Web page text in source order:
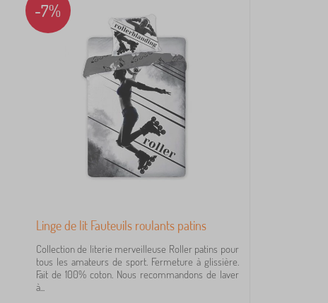
-7%
Linge de lit Fauteuils roulants patins
Collection de literie merveilleuse Roller patins pour
tous les amateurs de sport. Fermeture à glissière.
Fait de 100% coton. Nous recommandons de laver
à...